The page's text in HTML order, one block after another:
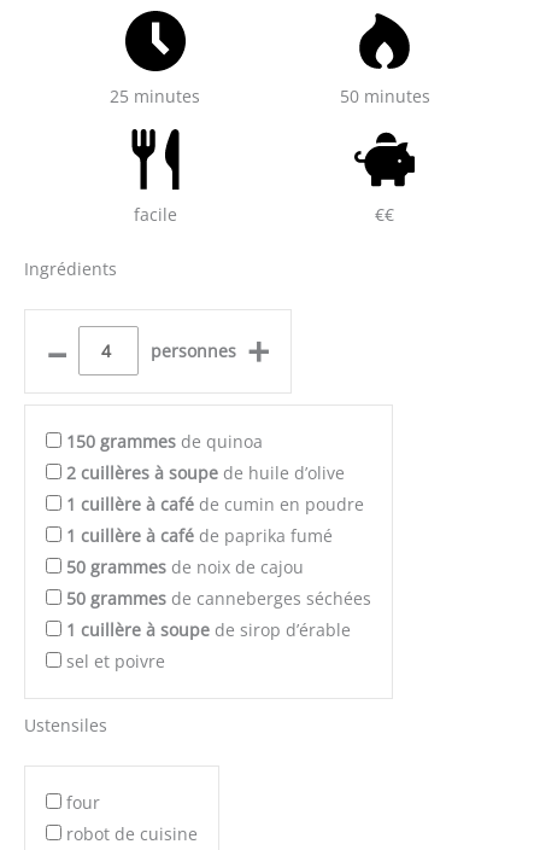
25 minutes 50 minutes
facile €€
Ingrédients
– personnes +
150 grammes de quinoa
2 cuillères à soupe de huile d’olive
1 cuillère à café de cumin en poudre
1 cuillère à café de paprika fumé
50 grammes de noix de cajou
50 grammes de canneberges séchées
1 cuillère à soupe de sirop d’érable
sel et poivre
Ustensiles
four
robot de cuisine